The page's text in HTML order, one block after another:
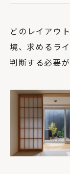
どのレイアウ
境、求めるラ
判断する必要が